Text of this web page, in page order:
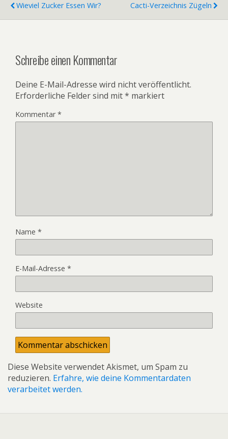
Wieviel Zucker Essen Wir?
Cacti-Verzeichnis Zügeln
Schreibe einen Kommentar
Deine E-Mail-Adresse wird nicht veröffentlicht.
Erforderliche Felder sind mit* markiert
Kommentar*
Name *
E-Mail-Adresse *
Website
Diese Website verwendet Akismet, um Spam zu
reduzieren. Erfahre, wie deine Kommentardaten
verarbeitet werden.